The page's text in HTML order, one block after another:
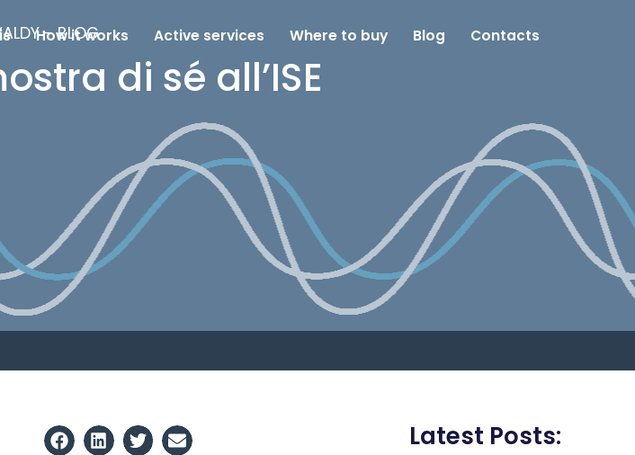
How it works Active services Where to buy Blog Contacts
- BLOG
di sé all’ISE
Latest Posts: